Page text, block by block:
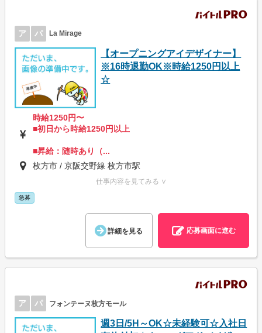
ア パ La Mirage
【オープニングアイデザイナー】
※16時退勤OK※時給1250円以上
☆
時給1250円〜
■初日から時給1250円以上
■昇給：随時あり（...
枚方市 / 京阪交野線 枚方市駅
仕事内容を見てみる ∨
急募
詳細を見る 応募画面に進む
ア パ フォンテーヌ枚方モール
週3日/5H～OK☆未経験可☆入社日